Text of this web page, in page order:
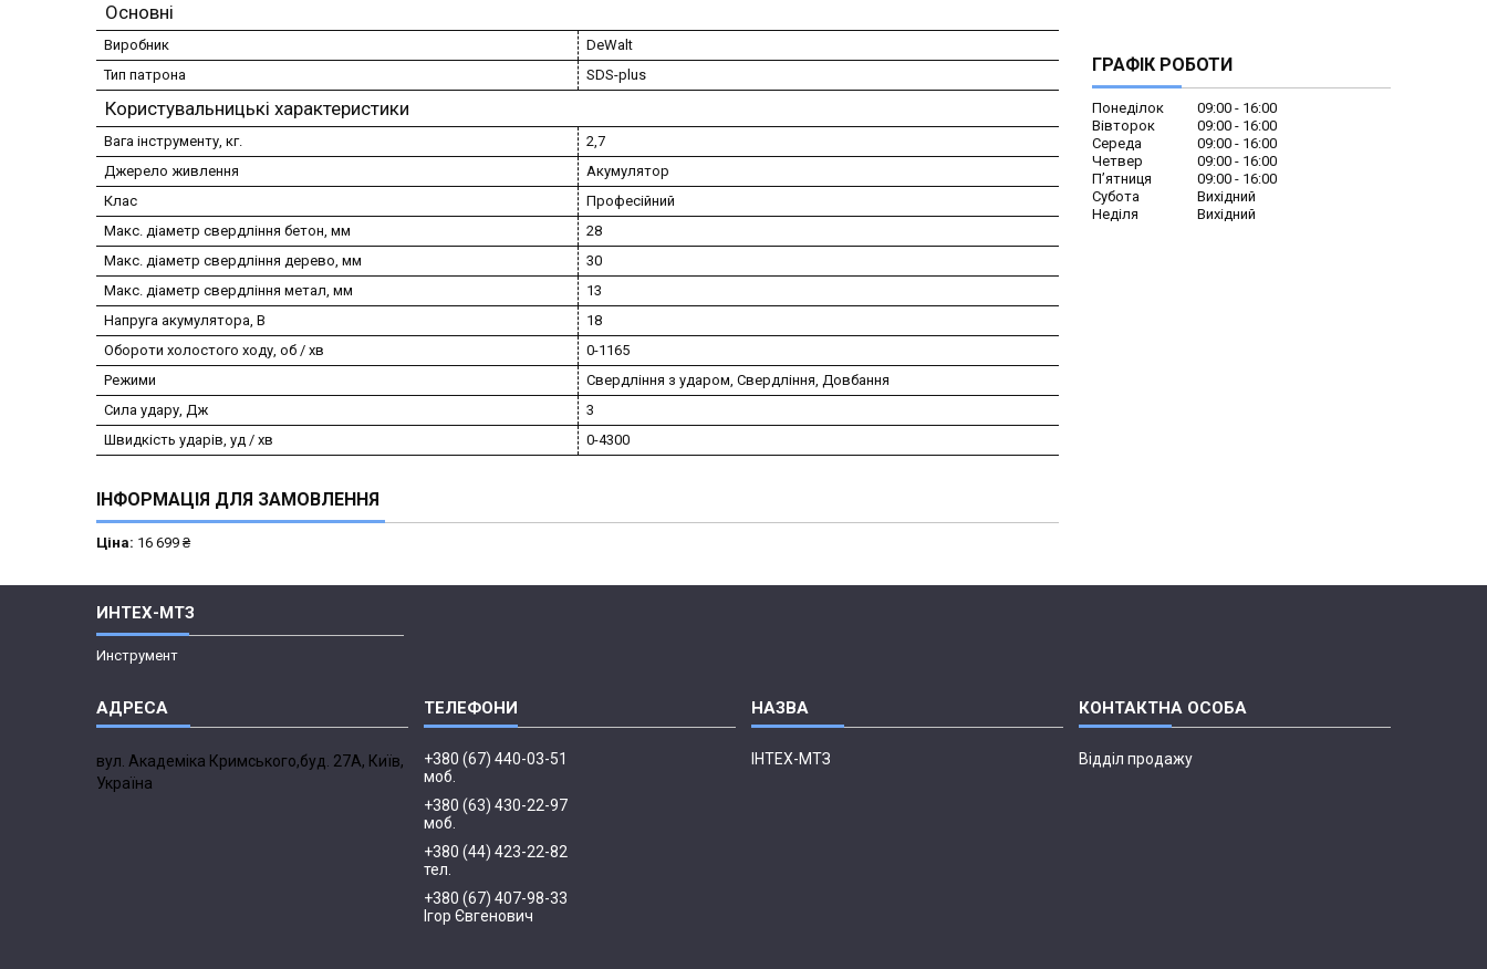
Основні
Виробник
DeWalt
Тип патрона
SDS-plus
Користувальницькі характеристики
Вага інструменту, кг.
2,7
Джерело живлення
Акумулятор
Клас
Професійний
Макс. діаметр свердління бетон, мм
28
Макс. діаметр свердління дерево, мм
30
Макс. діаметр свердління метал, мм
13
Напруга акумулятора, В
18
Обороти холостого ходу, об / хв
0-1165
Режими
Свердління з ударом, Свердління, Довбання
Сила удару, Дж
3
Швидкість ударів, уд / хв
0-4300
ІНФОРМАЦІЯ ДЛЯ ЗАМОВЛЕННЯ
Ціна: 16 699 ₴
ГРАФІК РОБОТИ
Понеділок 09:00
16:00
Вівторок
09:00
16:00
Середа
09:00
16:00
Четвер
09:00
16:00
Пʼятниця
09:00
16:00
Субота
Вихідний
Неділя
Вихідний
ИНТЕХ-МТЗ
Инструмент
вул. Академіка Кримського,буд. 27А, Київ,
Україна
+380 (67) 440-03-51
моб.
+380 (63) 430-22-97
моб.
+380 (44) 423-22-82
тел.
+380 (67) 407-98-33
Ігор Євгенович
ІНТЕХ-МТЗ Відділ продажу